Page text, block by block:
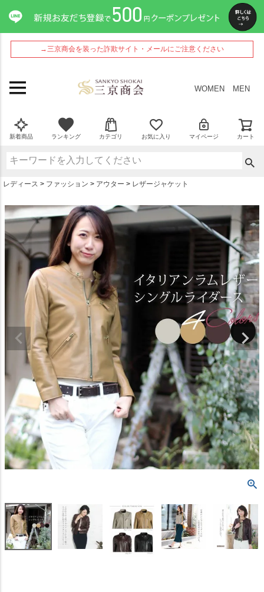
→三京商会を装った詐欺サイト・メールにご注意ください
WOMEN MEN
新着商品 ランキング カテゴリ お気に入り マイページ カート
レディース ファッション アウター レザージャケット
ペー
ジト
ップ
へ